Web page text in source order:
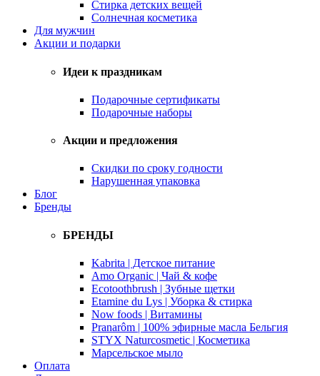
Стирка детских вещей
Солнечная косметика
Для мужчин
Акции и подарки
Идеи к праздникам
Подарочные сертификаты
Подарочные наборы
Акции и предложения
Скидки по сроку годности
Нарушенная упаковка
Блог
Бренды
БРЕНДЫ
Kabrita | Детское питание
Amo Organic | Чай & кофе
Ecotoothbrush | Зубные щетки
Etamine du Lys | Уборка & стирка
Now foods | Витамины
Pranarôm | 100% эфирные масла Бельгия
STYX Naturcosmetic | Косметика
Марсельское мыло
Оплата